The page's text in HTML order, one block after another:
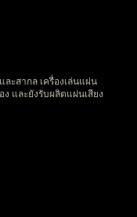
ะสากล เครื่องเล่นแผ่น
และยังรับผลิตแผ่นเสียง